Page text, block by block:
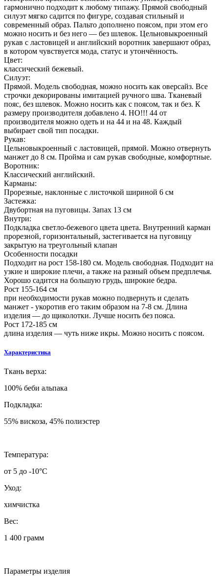
гармонично подходит к любому типажу. Прямой свободный
силуэт мягко садится по фигуре, создавая стильный и
современный образ. Пальто дополнено поясом, при этом его
можно носить и без него — без шлевок. Цельновыкроенный
рукав с ластовицей и английский воротник завершают образ,
в котором чувствуется мода, статус и утончённость.
Цвет:
классический бежевый.
Силуэт:
Прямой. Модель свободная, можно носить как оверсайз. Все
строчки декорированы имитацией ручного шва. Тканевый
пояс, без шлевок. Можно носить как с поясом, так и без. К
размеру производителя добавлено 4. НО!!! 44 от
производителя можно одеть и на 44 и на 48. Каждый
выбирает свой тип посадки.
Рукав:
Цельновыкроенный с ластовицей, прямой. Можно отвернуть
манжет до 8 см. Пройма и сам рукав свободные, комфортные.
Воротник:
Классический английский.
Карманы:
Прорезные, наклонные с листочкой шириной 6 см
Застежка:
Двубортная на пуговицы. Запах 13 см
Внутри:
Подкладка светло-бежевого цвета цвета. Внутренний карман
прорезной, горизонтальный, застегивается на пуговицу
закрытую на треугольный клапан
Особенности посадки
Подходит на рост 158-180 см. Модель свободная. Подходит на
узкие и широкие плечи, а также на разный объем предплечья.
Хорошо садится на большую грудь, широкие бедра.
Рост 155-164 см
при необходимости рукав можно подвернуть и сделать
манжет - укоротив его таким образом на 7-8 см. Длина
изделия — до щиколотки. Лучше носить без пояса.
Рост 172-185 см
длина изделия — чуть ниже икры. Можно носить с поясом.
Характеристика
Ткань верха:
100% беби альпака
Подкладка:
55% вискоза, 45% полиэстер
Температура:
от 5 до -10°C
Уход:
химчистка
Вес:
1 400 грамм
Параметры изделия